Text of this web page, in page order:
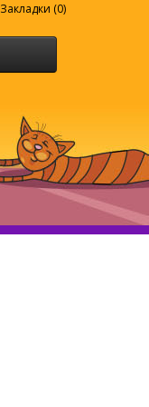
Закладки (0)